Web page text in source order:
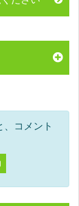
コメント